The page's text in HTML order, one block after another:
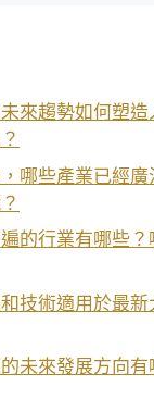
來趨勢如何塑
哪些產業已經
的行業有哪些
技術適用於最
未來發展方向